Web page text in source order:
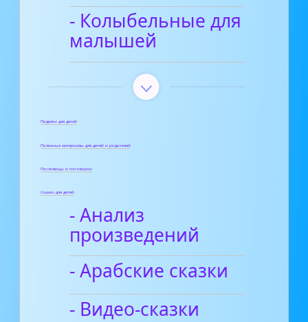
- Колыбельные для
малышей
Поделки для детей
Полезные материалы для детей и родителей
Пословицы и поговорки
Сказки для детей
- Анализ
произведений
- Арабские сказки
- Видео-сказки